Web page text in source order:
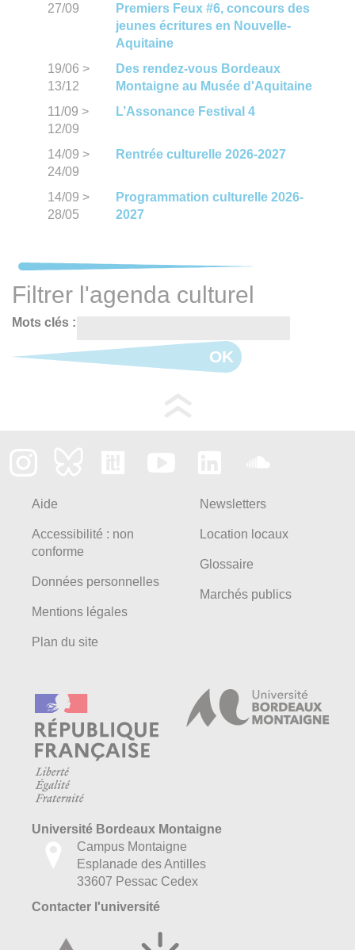
27/09
Premiers Feux #6, concours des
jeunes écritures en Nouvelle-
Aquitaine
19/06 >
13/12
Des rendez-vous Bordeaux
Montaigne au Musée d'Aquitaine
11/09 >
12/09
L’Assonance Festival 4
14/09 >
24/09
Rentrée culturelle 2026-2027
14/09 >
28/05
Programmation culturelle 2026-
2027
Filtrer l'agenda culturel
Mots clés :
OK
Aide
Accessibilité : non
conforme
Données personnelles
Mentions légales
Plan du site
Newsletters
Location locaux
Glossaire
Marchés publics
Université Bordeaux Montaigne
Campus Montaigne
Esplanade des Antilles
33607 Pessac Cedex
Contacter l'université